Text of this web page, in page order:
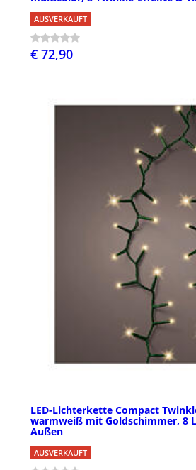
AUSVERKAUFT
€ 72,90
LED-Lichterkette Compact
warmweiß mit Goldschimmer, 8
Außen
AUSVERKAUFT